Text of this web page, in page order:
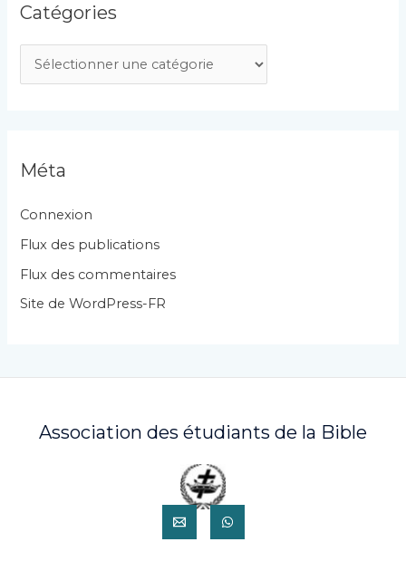
Catégories
a
g
r
i
e
Méta
Connexion
Flux des publications
Flux des commentaires
Site de WordPress-FR
Association des étudiants de la Bible